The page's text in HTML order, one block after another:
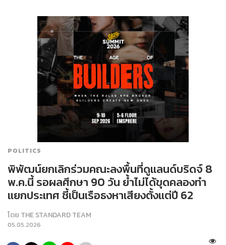
POLITICS
​พิพัฒน์​ยกเลิกร่วมคณะลงพื้นที่ดูแลนด์บริดจ์​ 8
พ.ค.นี้​ รอผลศึกษา​ 90 วัน​ ย้ำไม่ได้ขุดคลองทำ
แยกประเทศ​ ชี้​เป็นเรือธงหาเสียงตั้งแต่ปี​ 62
โดย THE STANDARD TEAM
05.05.2026